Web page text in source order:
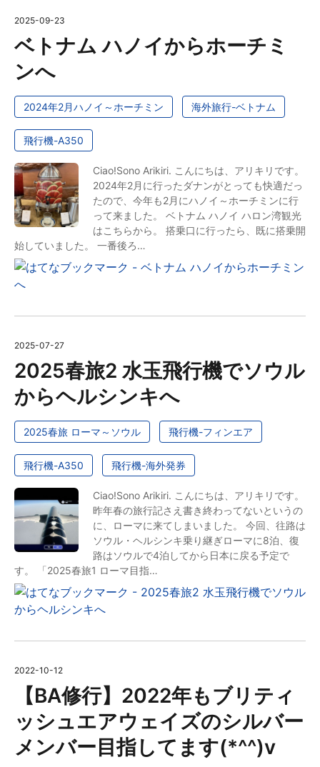
2025-09-23
ベトナム ハノイからホーチミ
ンへ
2024年2月ハノイ～ホーチミン 海外旅行-ベトナム
飛行機-A350
Ciao!Sono Arikiri. こんにちは、アリキリです。
2024年2月に行ったダナンがとっても快適だっ
たので、今年も2月にハノイ～ホーチミンに行
って来ました。 ベトナム ハノイ ハロン湾観光
はこちらから。 搭乗口に行ったら、既に搭乗開
始していました。 一番後ろ…
2025-07-27
2025春旅2 水玉飛行機でソウル
からヘルシンキへ
2025春旅 ローマ～ソウル 飛行機-フィンエア
飛行機-A350 飛行機-海外発券
Ciao!Sono Arikiri. こんにちは、アリキリです。
昨年春の旅行記さえ書き終わってないというの
に、ローマに来てしまいました。 今回、往路は
ソウル・ヘルシンキ乗り継ぎローマに8泊、復
路はソウルで4泊してから日本に戻る予定で
す。 「2025春旅1 ローマ目指…
2022-10-12
【BA修行】2022年もブリティ
ッシュエアウェイズのシルバー
メンバー目指してます(*^^)v